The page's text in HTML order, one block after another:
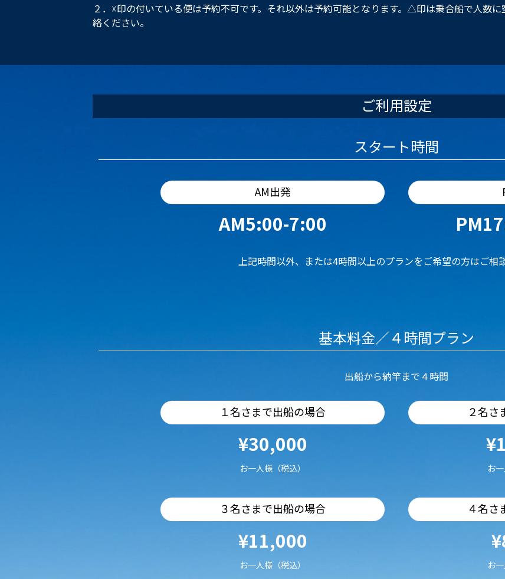
２．☓印の付いている便は予約不可です。それ以外は予約可能となります。△印は乗合船で人数
絡ください。
ご利用設定
スタート時間
AM出発
AM5:00-7:00
上記時間以外、または4時間以上のプランをご希望の方はご相
基本料金／４時間プラン
出船から納竿まで４時間
１名さまで出船の場合
¥30,000
お一人様（税込）
２名さ
お
３名さまで出船の場合
¥11,000
お一人様（税込）
４名さ
お